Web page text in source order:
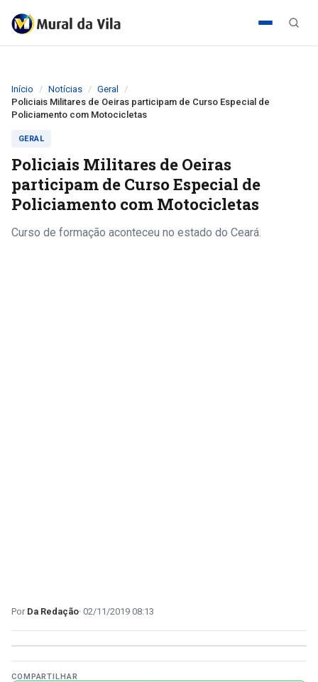
Início Notícias
Geral
Policiais Militares de Oeiras participam de Curso Especial de
Policiamento com Motocicletas
GERAL
Policiais Militares de Oeiras
participam de Curso Especial de
Policiamento com Motocicletas
Curso de formação aconteceu no estado do Ceará.
Da Redação 02/11/2019 08:13
COMPARTILHAR